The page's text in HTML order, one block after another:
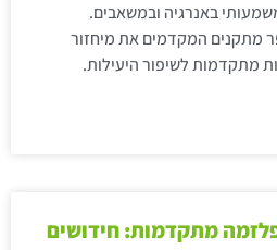
באנרגיה ובמשאבים.
מתקנים המקדמים את מיחזור
מתקדמות לשיפור היעילות.
מתקדמות: חידושים